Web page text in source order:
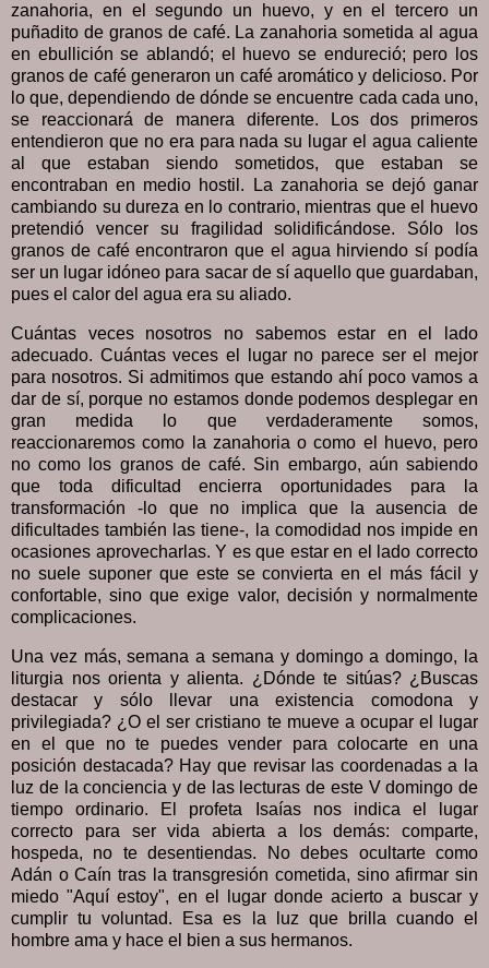
zanahoria, en el segundo un huevo, y en el tercero un
puñadito de granos de café. La zanahoria sometida al agua
en ebullición se ablandó; el huevo se endureció; pero los
granos de café generaron un café aromático y delicioso. Por
lo que, dependiendo de dónde se encuentre cada cada uno,
se reaccionará de manera diferente. Los dos primeros
entendieron que no era para nada su lugar el agua caliente
al que estaban siendo sometidos, que estaban se
encontraban en medio hostil. La zanahoria se dejó ganar
cambiando su dureza en lo contrario, mientras que el huevo
pretendió vencer su fragilidad solidificándose. Sólo los
granos de café encontraron que el agua hirviendo sí podía
ser un lugar idóneo para sacar de sí aquello que guardaban,
pues el calor del agua era su aliado.
Cuántas veces nosotros no sabemos estar en el lado
adecuado. Cuántas veces el lugar no parece ser el mejor
para nosotros. Si admitimos que estando ahí poco vamos a
dar de sí, porque no estamos donde podemos desplegar en
gran medida lo que verdaderamente somos,
reaccionaremos como la zanahoria o como el huevo, pero
no como los granos de café. Sin embargo, aún sabiendo
que toda dificultad encierra oportunidades para la
transformación -lo que no implica que la ausencia de
dificultades también las tiene-, la comodidad nos impide en
ocasiones aprovecharlas. Y es que estar en el lado correcto
no suele suponer que este se convierta en el más fácil y
confortable, sino que exige valor, decisión y normalmente
complicaciones.
Una vez más, semana a semana y domingo a domingo, la
liturgia nos orienta y alienta. ¿Dónde te sitúas? ¿Buscas
destacar y sólo llevar una existencia comodona y
privilegiada? ¿O el ser cristiano te mueve a ocupar el lugar
en el que no te puedes vender para colocarte en una
posición destacada? Hay que revisar las coordenadas a la
luz de la conciencia y de las lecturas de este V domingo de
tiempo ordinario. El profeta Isaías nos indica el lugar
correcto para ser vida abierta a los demás: comparte,
hospeda, no te desentiendas. No debes ocultarte como
Adán o Caín tras la transgresión cometida, sino afirmar sin
miedo "Aquí estoy", en el lugar donde acierto a buscar y
cumplir tu voluntad. Esa es la luz que brilla cuando el
hombre ama y hace el bien a sus hermanos.